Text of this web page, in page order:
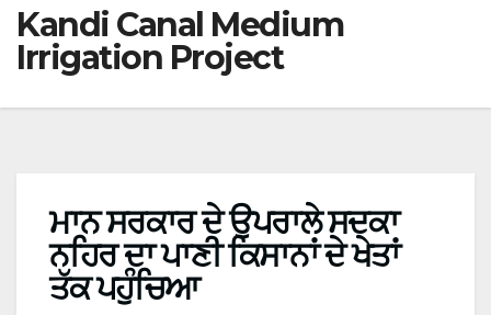
Kandi Canal Medium
Irrigation Project
ਮਾਨ ਸਰਕਾਰ ਦੇ ਉਪਰਾਲੇ ਸਦਕਾ
ਨਹਿਰ ਦਾ ਪਾਣੀ ਕਿਸਾਨਾਂ ਦੇ ਖੇਤਾਂ
ਤੱਕ ਪਹੁੰਚਿਆ